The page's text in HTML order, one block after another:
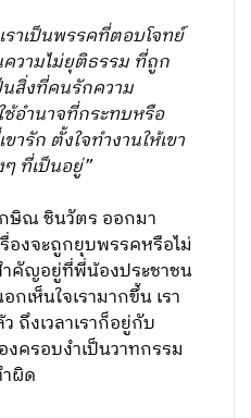
ราเป็นพรรคที่ตอบโจทย์
ความไม่ยุติธรรม ที่ถูก
สิ่งที่คนรักความ
อำนาจที่กระทบหรือ
รัก ตั้งใจทำงานให้เขา
ที่เป็นอยู่”
ษิณ​ ชินวัตร ออกมา
องจะถูกยุบพรรคหรือไม่
ำคัญอยู่ที่พี่น้องประชาชน
กเห็นใจเรามากขึ้น เรา
ถึงเวลาเราก็อยู่กับ
งครอบงำเป็นวาทกรรม
ผิด